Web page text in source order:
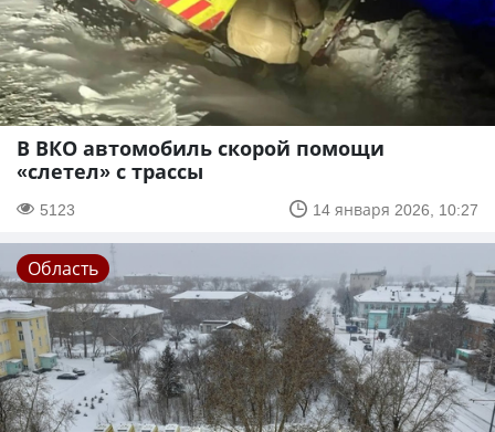
В ВКО автомобиль скорой помощи
«слетел» с трассы
5123 14 января 2026, 10:27
Область